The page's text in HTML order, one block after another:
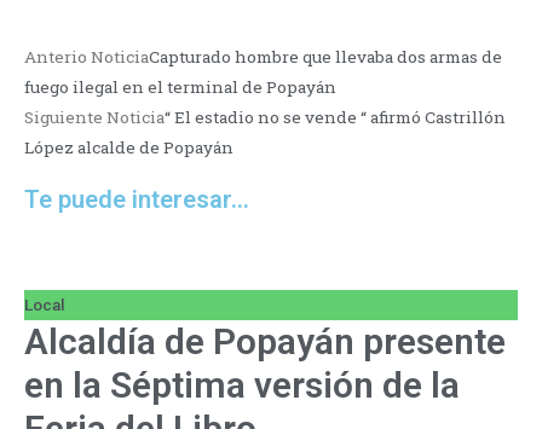
Anterio NoticiaCapturado hombre que llevaba dos armas de
fuego ilegal en el terminal de Popayán
Siguiente Noticia“ El estadio no se vende “ afirmó Castrillón
López alcalde de Popayán
Te puede interesar...
Local
Alcaldía de Popayán presente
en la Séptima versión de la